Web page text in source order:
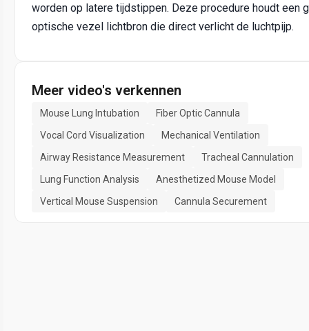
worden op latere tijdstippen. Deze procedure houdt een
optische vezel lichtbron die direct verlicht de luchtpijp.
Meer video's verkennen
Mouse Lung Intubation
Fiber Optic Cannula
Vocal Cord Visualization
Mechanical Ventilation
Airway Resistance Measurement
Tracheal Cannulation
Lung Function Analysis
Anesthetized Mouse Model
Vertical Mouse Suspension
Cannula Securement